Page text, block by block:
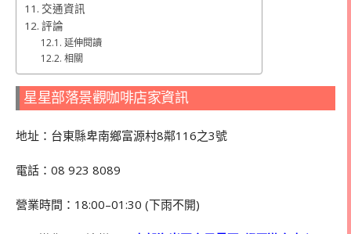
交通資訊
評論
延伸閱讀
相關
星星部落景觀咖啡店家資訊
地址：台東縣卑南鄉富源村8鄰116之3號
電話：08 923 8089
營業時間：18:00–01:30 (下雨不開)